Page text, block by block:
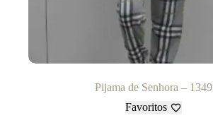
Pijama de Senhora – 1349
Favoritos